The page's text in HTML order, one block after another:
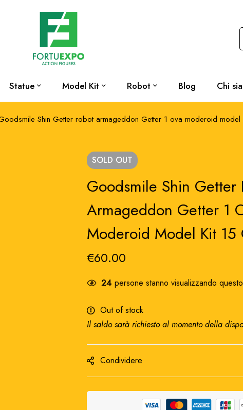
Statue Model Kit Robot Blog Chi
Shin Getter robot armageddon Getter 1 ova moderoid model
SOLD OUT
Goodsmile Shin Getter
Armageddon Getter 1
Moderoid Model Kit 15
€60.00
24 persone stanno visualizzando
Out of stock
Il saldo sarà richiesto al momento della
Condividere